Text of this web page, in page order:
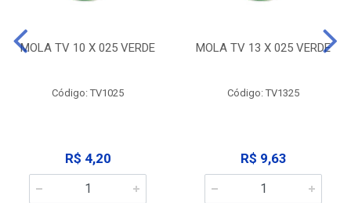
MOLA TV 10 X 025 VERDE
Código: TV1025
R$ 4,20
MOLA TV 13 X 025 VERDE
Código: TV1325
R$ 9,63